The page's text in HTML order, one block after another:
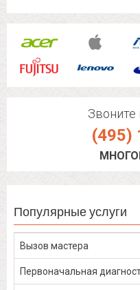
Звоните
(495)
Популярные услуги
Вызов мастера
Первоначальная